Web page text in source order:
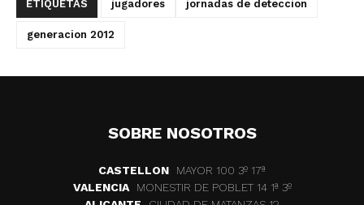
ETIQUETAS jugadores jornadas de deteccion
generacion 2012
SOBRE NOSOTROS
CASTELLON
MAYOR 100 3º 17ª
VALENCIA
MONESTIR DE POBLET 14 1ª 3º